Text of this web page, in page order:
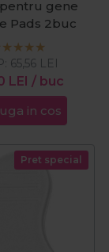
gene
Pads 2buc
LEI / buc
65,56 LEI
in cos
Pret special